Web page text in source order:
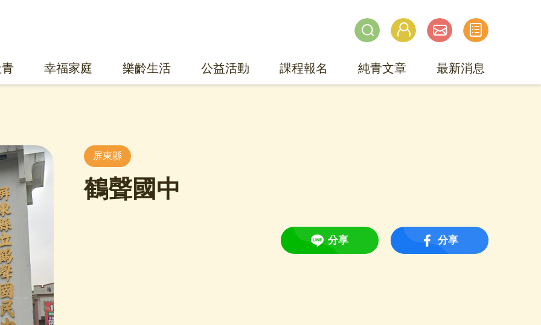
幸福家庭 樂齡生活 公益活動 課程報名 純青文章 最新消息
屏東縣
鶴聲國中
分享 分享